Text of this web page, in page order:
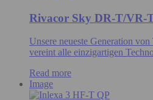
Rivacor Sky DR-T/VR-
Unsere neueste Generation
vereint alle einzigartigen
Read more
Image